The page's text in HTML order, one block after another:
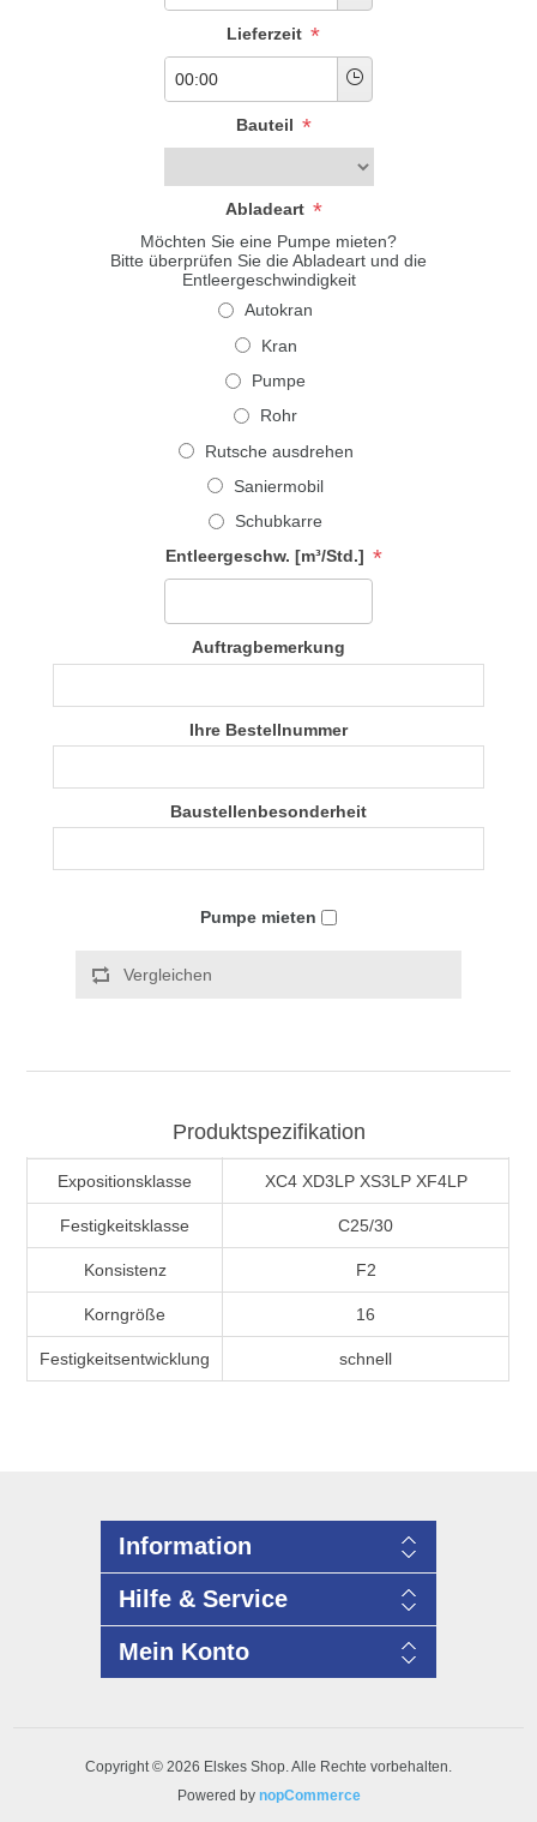
Lieferzeit *
Bauteil *
Abladeart *
Möchten Sie eine Pumpe mieten?
Bitte überprüfen Sie die Abladeart und die
Entleergeschwindigkeit
Autokran
Kran
Pumpe
Rohr
Rutsche ausdrehen
Saniermobil
Schubkarre
Entleergeschw. [m³/Std.] *
Auftragbemerkung
Ihre Bestellnummer
Baustellenbesonderheit
Pumpe mieten
Vergleichen
Produktspezifikation
Expositionsklasse XC4 XD3LP XS3LP XF4LP
Festigkeitsklasse C25/30
Konsistenz F2
Korngröße 16
Festigkeitsentwicklung schnell
Information
Hilfe & Service
Mein Konto
Copyright © 2026 Elskes Shop. Alle Rechte vorbehalten.
Powered by nopCommerce